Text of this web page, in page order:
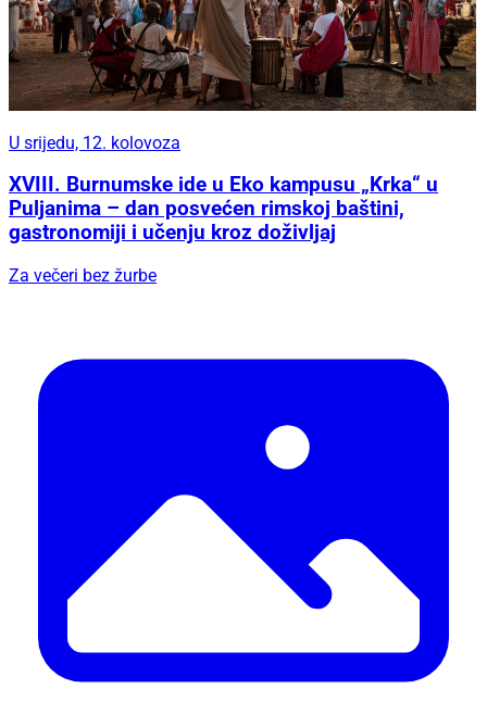
U srijedu, 12. kolovoza
XVIII. Burnumske ide u Eko kampusu „Krka“ u
Puljanima – dan posvećen rimskoj baštini,
gastronomiji i učenju kroz doživljaj
Za večeri bez žurbe